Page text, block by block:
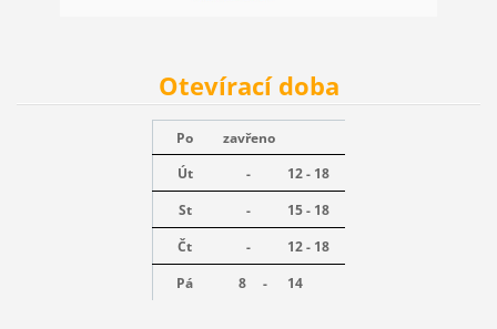
Otevírací doba
Po
zavřeno
Út
-
12 - 18
St
-
15 - 18
Čt
-
12 - 18
Pá
8 - 14